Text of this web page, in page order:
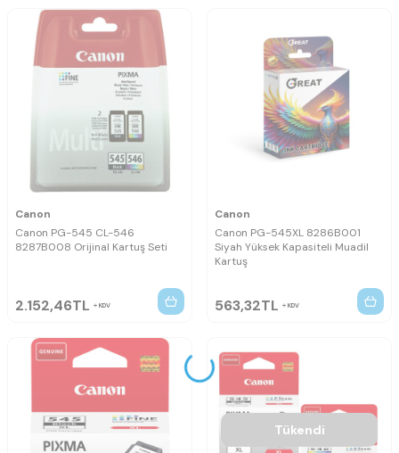
Canon
Canon PG-545 CL-546
8287B008 Orijinal Kartuş Seti
2.152,46TL KDV
Canon
Canon PG-545XL 8286B001
Siyah Yüksek Kapasiteli Muadil
Kartuş
563,32TL KDV
Tükendi